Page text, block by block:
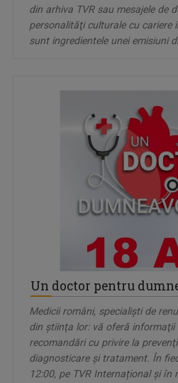
din arhiva TVR sau mesajele de
personalităţi culturale cu cariere
sunt ingredientele unei emisiuni
Un doctor pentru
Medicii români, specialiști de
din ştiinţa lor: vă oferă informaţii
recomandări cu privire la
diagnosticare şi tratament. În
12:00, pe TVR Internațional și în